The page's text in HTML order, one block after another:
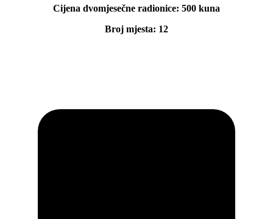
Cijena dvomjesečne radionice: 500 kuna
Broj mjesta: 12